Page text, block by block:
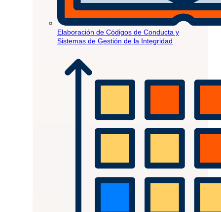
Elaboración de Códigos de Conducta y
Sistemas de Gestión de la Integridad